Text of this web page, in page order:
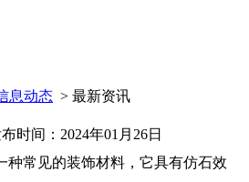
息动态 > 最新资讯
时间：2024年01月26日
常见的装饰材料，它具有仿石效